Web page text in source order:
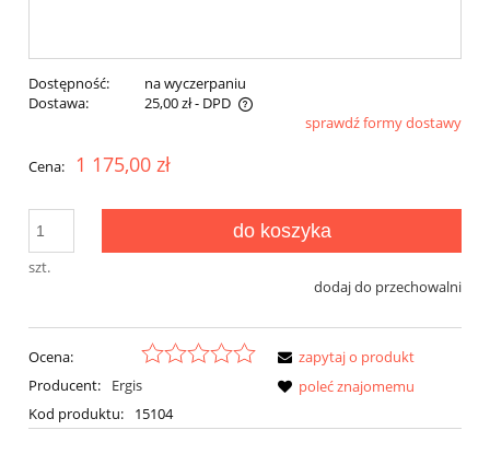
Dostępność:
na wyczerpaniu
Dostawa:
25,00 zł- DPD
Cena nie zawiera ewentualnych kosztów płatnościsprawdź formy dostawy
Cena: 1 175,00 zł
szt.
do koszyka
dodaj do przechowalni
Ocena:
Producent:
Ergis
Kod produktu:
15104
zapytaj o produkt
poleć znajomemu